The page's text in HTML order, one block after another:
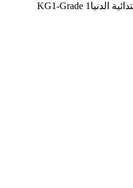
الدنيا KG1-Grade 1